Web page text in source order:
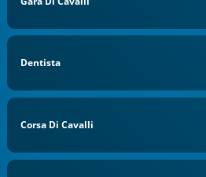
Dentista
Corsa Di Cavalli